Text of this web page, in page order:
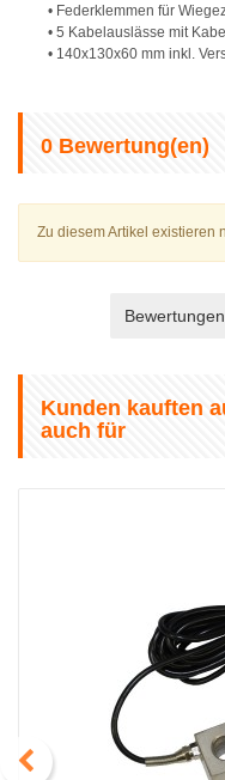
• Federklemmen für
• 5 Kabelauslässe mit
• 140x130x60 mm inkl.
0 Bewertung(en)
Zu diesem Artikel existieren
Kunden kauften
auch für